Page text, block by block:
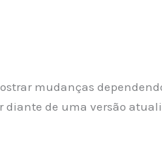
mudanças
de uma versão